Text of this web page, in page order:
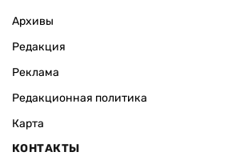
Архивы
Редакция
Реклама
Редакционная политика
Карта
КОНТАКТЫ